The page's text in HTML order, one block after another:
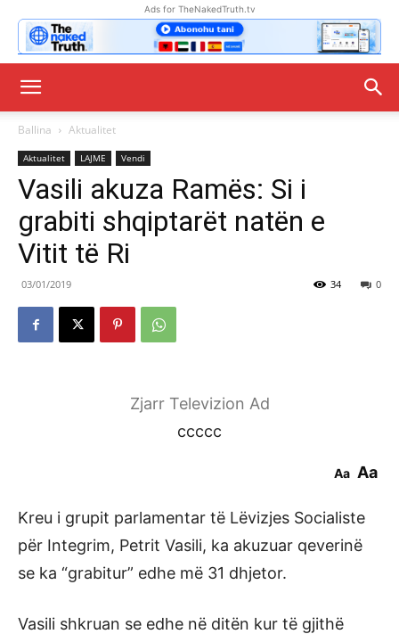
Ads for TheNakedTruth.tv
Ballina Aktualitet
Aktualitet LAJME Vendi
Vasili akuza Ramës: Si i
grabiti shqiptarët natën e
Vitit të Ri
03/01/2019 0
34
Zjarr Televizion Ad
ccccc
Aa Aa
Kreu i grupit parlamentar të Lëvizjes Socialiste
për Integrim, Petrit Vasili, ka akuzuar qeverinë
se ka “grabitur” edhe më 31 dhjetor.
Vasili shkruan se edhe në ditën kur të gjithë